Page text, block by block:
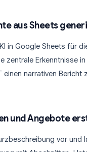
aus Sheets
in Google Sheets für
zentrale Erkenntnisse
einen narrativen Bericht
und Angebote
vor und